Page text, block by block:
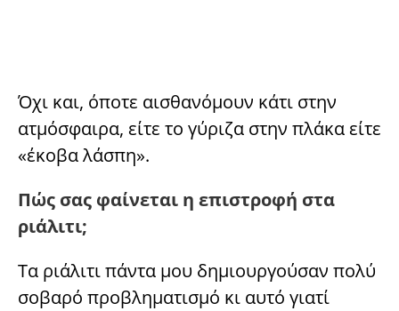
Όχι και, όποτε αισθανόμουν κάτι στην
ατμόσφαιρα, είτε το γύριζα στην πλάκα είτε
«έκοβα λάσπη».
Πώς σας φαίνεται η επιστροφή στα
ριάλιτι;
Τα ριάλιτι πάντα μου δημιουργούσαν πολύ
σοβαρό προβληματισμό κι αυτό γιατί